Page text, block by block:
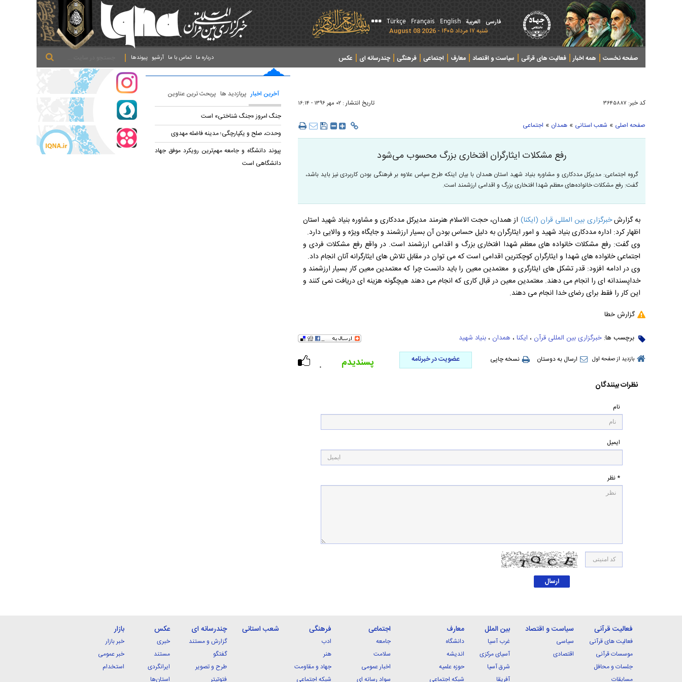
فارسی العربیة English
Français
Türkçe
شنبه ۱۷ مرداد ۱۴۰۵ - 2026 August 08
صفحه نخست همه اخبار فعالیت های قرآنی سیاست و اقتصاد معارف اجتماعی فرهنگی چندرسانه ای عکس پیوندها آرشیو تماس با ما درباره ما
کد خبر: ۳۶۴۵۸۸۷ تاریخ انتشار : ۰۲ مهر ۱۳۹۶ - ۱۶:۱۴
صفحه اصلی » شعب استانی » همدان » اجتماعی
رفع مشکلات ایثارگران افتخاری بزرگ محسوب می‌شود
گروه اجتماعی: مدیرکل مددکاری و مشاوره بنیاد شهید استان همدان با بیان اینکه طرح سپاس علاوه بر فرهنگی بودن کاربردی نیز باید باشد،
گفت: رفع مشکلات خانواده‌های معظم شهدا افتخاری بزرگ و اقدامی ارزشمند است.
به گزارشخبرگزاری بین المللی قران (ایکنا) از همدان، حجت الاسلام هنرمند مدیرکل مددکاری و مشاوره بنیاد شهید استان
اظهار کرد: اداره مددکاری بنیاد شهید و امور ایثارگران به دلیل حساس بودن آن بسیار ارزشمند و جایگاه ویژه و والایی دارد.
وی گفت: رفع مشکلات خانواده های معظم شهدا افتخاری بزرگ و اقدامی ارزشمند است. در واقع رفع مشکلات فردی و
اجتماعی خانواده های شهدا و ایثارگران کوچکترین اقدامی است که می توان در مقابل تلاش های ایثارگرانه آنان انجام داد.
وی در ادامه افزود: قدر تشکل های ایثارگری و معتمدین معین را باید دانست چرا که معتمدین معین کار بسیار ارزشمند و
خداپسندانه ای را انجام می دهند. معتمدین معین در قبال کاری که انجام می دهند هیچگونه هزینه ای دریافت نمی کنند و
این کار را فقط برای رضای خدا انجام می دهند.
گزارش خطا
برچسب ها: خبرگزاری بین المللی قرآن ، ایکنا ، همدان ، بنیاد شهید
بازدید از صفحه اول ارسال به دوستان نسخه چاپی عضویت در خبرنامه
۰ پسندیدم
نظرات بینندگان
نام
ایمیل
* نظر
آخرین اخبار پربازدید ها پربحث ترین عناوین
جنگ امروز «جنگ شناختی» است
وحدت، صلح و یکپارچگی؛ مدینه فاضله مهدوی
پیوند دانشگاه و جامعه مهم‌ترین رویکرد موفق جهاد
دانشگاهی است
فعالیت قرآنی
فعالیت های قرآنی
موسسات قرآنی
جلسات و محافل
مسابقات
سیاست و اقتصاد
سیاسی
اقتصادی
بین الملل
غرب آسیا
آسیای مرکزی
شرق آسیا
آفریقا
معارف
دانشگاه
اندیشه
حوزه علمیه
شبکه اجتماعی
اجتماعی
جامعه
سلامت
اخبار عمومی
سواد رسانه ای
فرهنگی
ادب
هنر
جهاد و مقاومت
شبکه اجتماعی
شعب استانی چندرسانه ای
گزارش و مستند
گفتگو
طرح و تصویر
فتوتیتر
عکس
خبری
مستند
ایرانگردی
استان‌ها
بازار
خبر بازار
خبر عمومی
استخدام